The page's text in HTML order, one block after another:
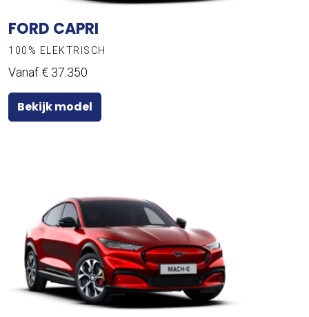
FORD CAPRI
100% ELEKTRISCH
Vanaf € 37.350
Bekijk model